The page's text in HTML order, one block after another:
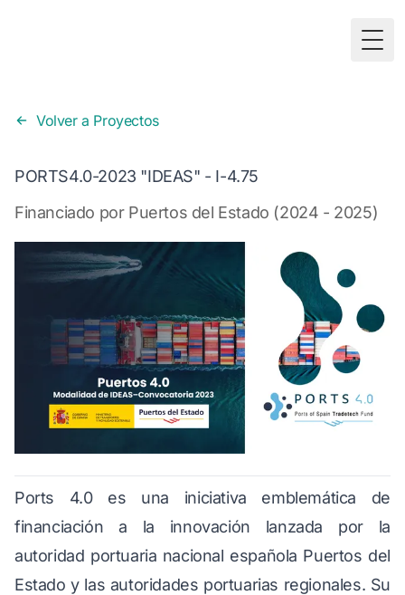
Volver a Proyectos
PORTS4.0-2023 "IDEAS" - I-4.75
Financiado por Puertos del Estado (2024 - 2025)
Ports 4.0 es una iniciativa emblemática de
financiación a la innovación lanzada por la
autoridad portuaria nacional española Puertos del
Estado y las autoridades portuarias regionales. Su